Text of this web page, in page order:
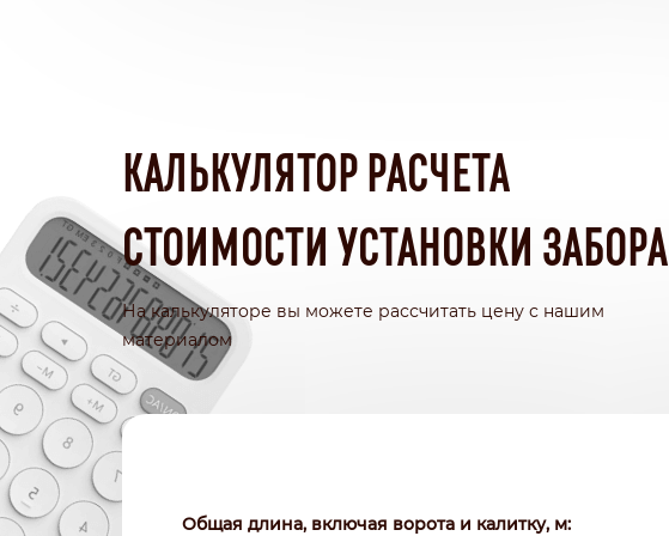
КАЛЬКУЛЯТОР РАСЧЕТА
СТОИМОСТИ УСТАНОВКИ ЗАБОРА
На калькуляторе вы можете рассчитать цену с нашим
материалом
Общая длина, включая ворота и калитку, м: